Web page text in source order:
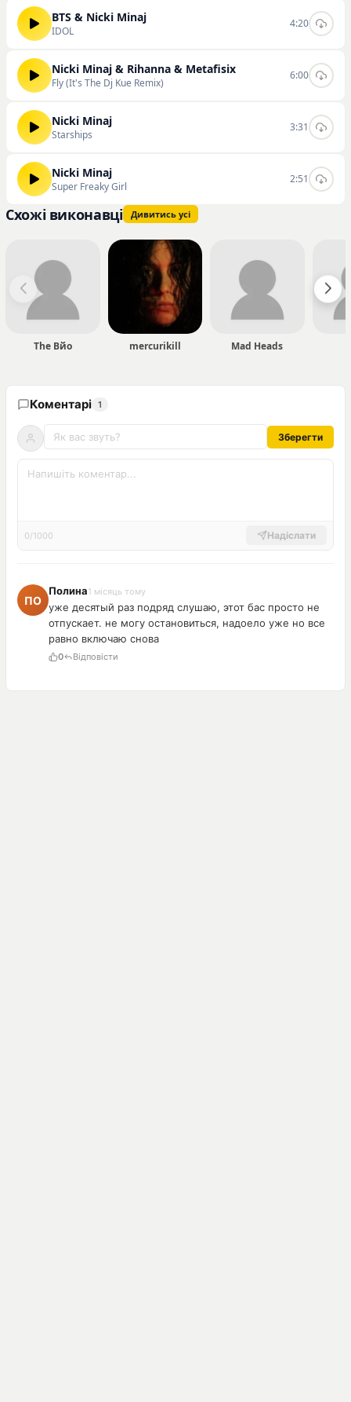
BTS & Nicki Minaj
IDOL
4:20
Nicki Minaj & Rihanna & Metafisix
Fly (It's The Dj Kue Remix)
6:00
Nicki Minaj
Starships
3:31
Nicki Minaj
Super Freaky Girl
2:51
Схожі виконавці Дивитись усі
The Вйо mercurikill Mad Heads
Коментарі 1
Зберегти
0/1000 Надіслати
Полина1 місяць тому
уже десятый раз подряд слушаю, этот бас просто не
отпускает. не могу остановиться, надоело уже но все
равно включаю снова
0 Відповісти